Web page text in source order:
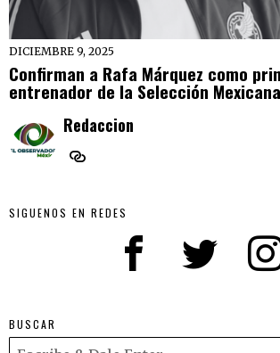
DICIEMBRE 9, 2025
Confirman a Rafa Márquez como
entrenador de la Selección Mexicana
Redaccion
SIGUENOS EN REDES
BUSCAR